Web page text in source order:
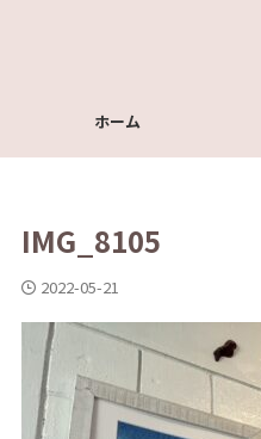
ホーム
IMG_8105
2022-05-21